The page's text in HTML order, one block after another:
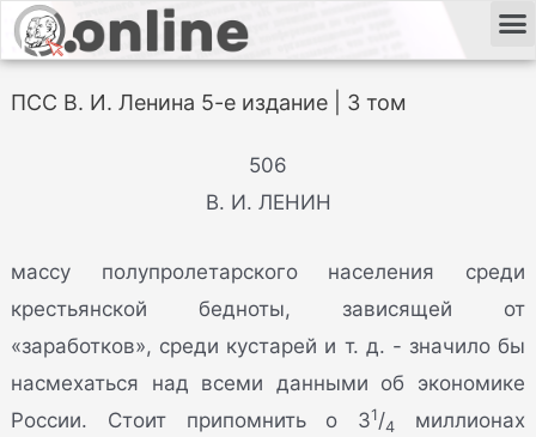
ПСС В. И. Ленина 5-е издание | 3 том
506
В. И. ЛЕНИН
массу полупролетарского населения среди
крестьянской бедноты, зависящей от
«заработков», среди кустарей и т. д. - значило бы
насмехаться над всеми данными об экономике
России. Стоит припомнить о 31/4
миллионах